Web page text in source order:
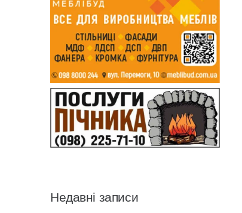
Недавні записи